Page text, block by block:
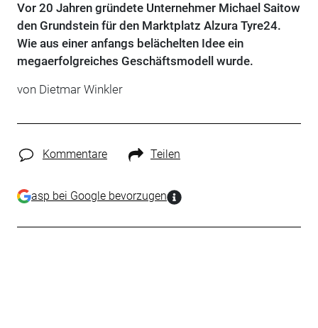
Vor 20 Jahren gründete Unternehmer Michael Saitow
den Grundstein für den Marktplatz Alzura Tyre24.
Wie aus einer anfangs belächelten Idee ein
megaerfolgreiches Geschäftsmodell wurde.
von Dietmar Winkler
Kommentare Teilen
asp bei Google bevorzugen